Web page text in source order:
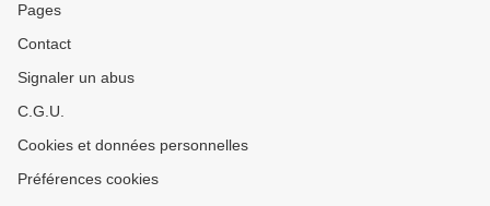
Pages
Contact
Signaler un abus
C.G.U.
Cookies et données personnelles
Préférences cookies